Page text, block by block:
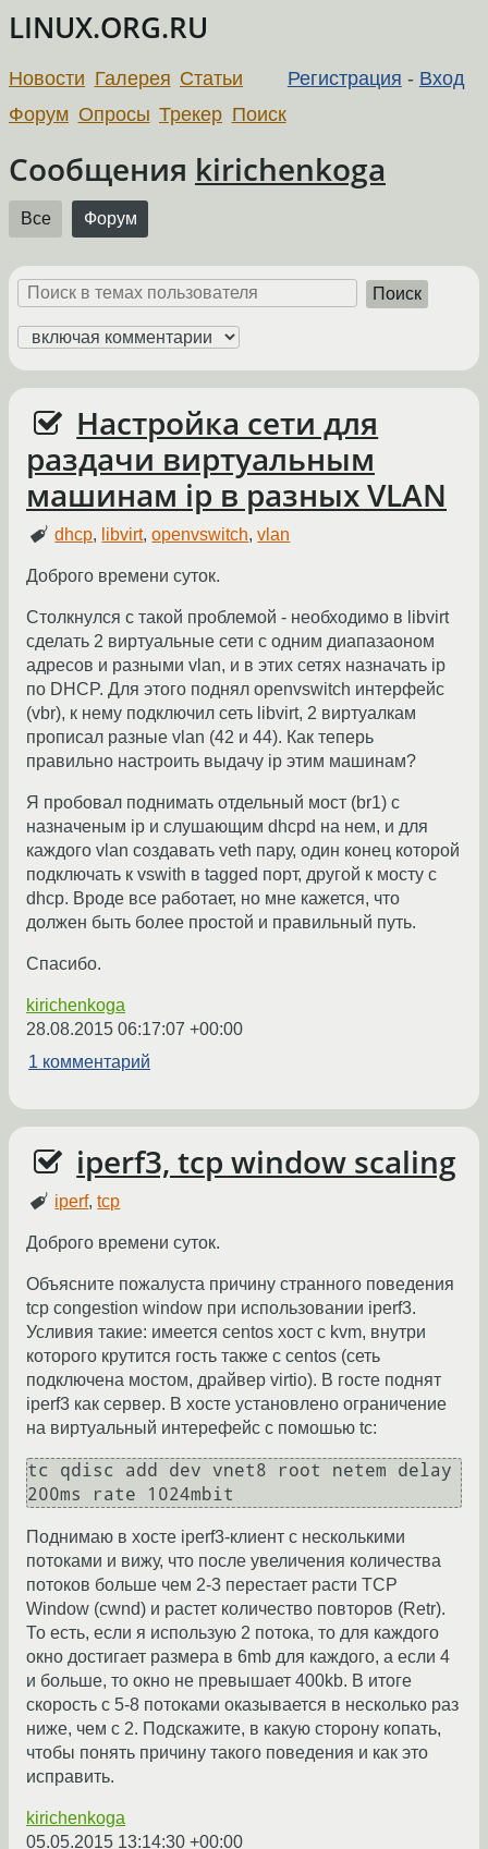
LINUX.ORG.RU
Регистрация - Вход
Новости Галерея Статьи
Форум Опросы Трекер Поиск
Сообщения kirichenkoga
Все Форум
Поиск
Настройка сети для
раздачи виртуальным
машинам ip в разных VLAN
dhcp, libvirt,openvswitch,vlan
Доброго времени суток.
Столкнулся с такой проблемой - необходимо в libvirt
сделать 2 виртуальные сети с одним диапазаоном
адресов и разными vlan, и в этих сетях назначать ip
по DHCP. Для этого поднял openvswitch интерфейс
(vbr), к нему подключил сеть libvirt, 2 виртуалкам
прописал разные vlan (42 и 44). Как теперь
правильно настроить выдачу ip этим машинам?
Я пробовал поднимать отдельный мост (br1) с
назначеным ip и слушающим dhcpd на нем, и для
каждого vlan создавать veth пару, один конец которой
подключать к vswith в tagged порт, другой к мосту с
dhcp. Вроде все работает, но мне кажется, что
должен быть более простой и правильный путь.
Спасибо.
kirichenkoga
28.08.2015 06:17:07 +00:00
1 комментарий
iperf3, tcp window scaling
iperf,tcp
Доброго времени суток.
Объясните пожалуста причину странного поведения
tcp congestion window при использовании iperf3.
Усливия такие: имеется centos хост с kvm, внутри
которого крутится гость также с centos (сеть
подключена мостом, драйвер virtio). В госте поднят
iperf3 как сервер. В хосте установлено ограничение
на виртуальный интерефейс с помошью tc:
tc qdisc add dev vnet8 root netem delay
Поднимаю в хосте iperf3-клиент с несколькими
потоками и вижу, что после увеличения количества
потоков больше чем 2-3 перестает расти TCP
Window (cwnd) и растет количество повторов (Retr).
То есть, если я использую 2 потока, то для каждого
окно достигает размера в 6mb для каждого, а если 4
и больше, то окно не превышает 400kb. В итоге
скорость с 5-8 потоками оказывается в несколько раз
ниже, чем с 2. Подскажите, в какую сторону копать,
чтобы понять причину такого поведения и как это
исправить.
kirichenkoga
05.05.2015 13:14:30 +00:00